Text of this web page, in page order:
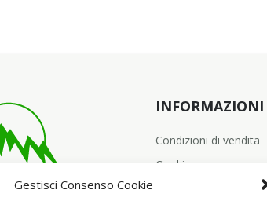
Gestisci Consenso Cookie
INFORMAZIONI
Condizioni di vendita
Cookies